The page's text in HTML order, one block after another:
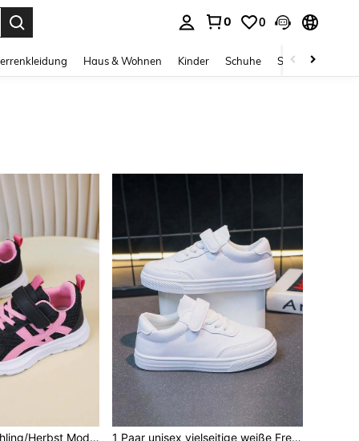
0 0
Haus & Wohnen Kinder Schuhe Schmuck &
1 Paar Kinder Frühling/Herbst Mode Bequeme Minimalistische Mesh Atmungsaktive Innen-/Außenbereich Lässig Lauf- und Sportschuhe 1 Paar unisex vielseitige weiße Freizeitschuhe, flach, mit Klettverschluss, bequem & atmungsaktiv, ideal für Studenten, Campus-Stil Sportschuhe, einfarbige flache Schuhe